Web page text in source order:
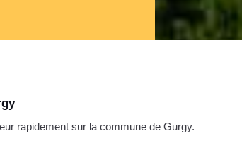
rapidement sur la commune de Gurgy.